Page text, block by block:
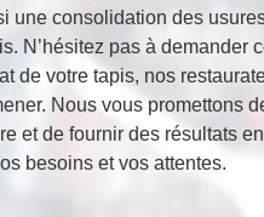
une consolidation des
N’hésitez pas à demander
de votre tapis, nos
Nous vous promettons
et de fournir des résultats
besoins et vos attentes.